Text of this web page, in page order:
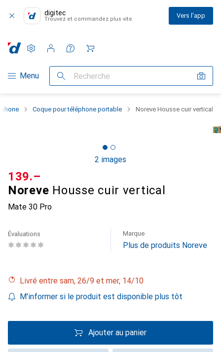
digitec
Trouvez et commandez plus vite Vers l'app
Navigation par catégorie
Menu Recherche
Paramètres
Compte client
Listes de comparaison
Listes d'envies
Panier
Coque pour téléphone portable Noreve Housse cuir vertical
2 images
Noreve Housse cuir vertical
Mate 30 Pro
CHF
139.–
Évaluations Marque
Plus de produits Noreve
Livré entre sam, 26/9 et mer, 14/10
M'informer si le produit est disponible plus tôt
Ajouter au panier